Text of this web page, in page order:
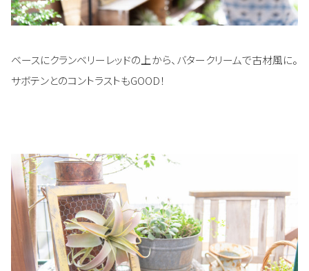
ベースにクランベリーレッドの上から、バタークリームで古材風に。
サボテンとのコントラストもGOOD！